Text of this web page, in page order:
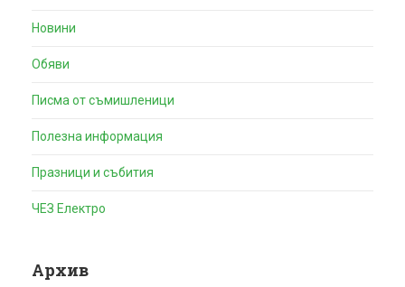
Новини
Обяви
Писма от съмишленици
Полезна информация
Празници и събития
ЧЕЗ Електро
Архив